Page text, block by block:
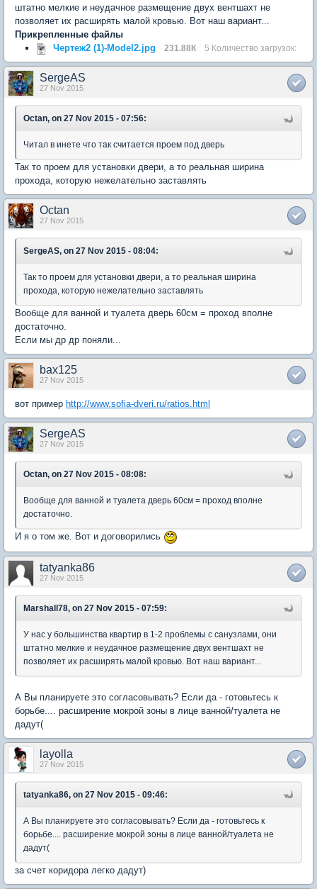
штатно мелкие и неудачное размещение двух вентшахт не
позволяет их расширять малой кровью. Вот наш вариант...
Прикрепленные файлы
Чертеж2 (1)-Model2.jpg
231.88К 5 Количество загрузок:
SergeAS
27 Nov 2015
Octan, on 27 Nov 2015 - 07:56:
Читал в инете что так считается проем под дверь
Так то проем для установки двери, а то реальная ширина
прохода, которую нежелательно заставлять
Octan
27 Nov 2015
SergeAS, on 27 Nov 2015 - 08:04:
Так то проем для установки двери, а то реальная ширина
прохода, которую нежелательно заставлять
Вообще для ванной и туалета дверь 60см = проход вполне
достаточно.
Если мы др др поняли...
bax125
27 Nov 2015
вот пример http://www.sofia-dveri.ru/ratios.html
SergeAS
27 Nov 2015
Octan, on 27 Nov 2015 - 08:08:
Вообще для ванной и туалета дверь 60см = проход вполне
достаточно.
И я о том же. Вот и договорились
tatyanka86
27 Nov 2015
Marshall78, on 27 Nov 2015 - 07:59:
У нас у большинства квартир в 1-2 проблемы с санузлами, они
штатно мелкие и неудачное размещение двух вентшахт не
позволяет их расширять малой кровью. Вот наш вариант...
А Вы планируете это согласовывать? Если да - готовьтесь к
борьбе.... расширение мокрой зоны в лице ванной/туалета не
дадут(
layolla
27 Nov 2015
tatyanka86, on 27 Nov 2015 - 09:46:
А Вы планируете это согласовывать? Если да - готовьтесь к
борьбе.... расширение мокрой зоны в лице ванной/туалета не
дадут(
за счет коридора легко дадут)